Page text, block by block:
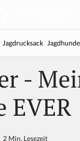
Jagdrucksack Jagdhunde
-
EVER
2 Min. Lesezeit